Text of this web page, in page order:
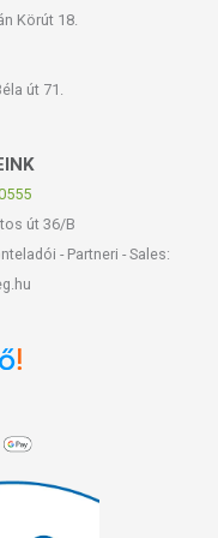
Körút 18.
út 71.
út 36/B
- Partneri - Sales: